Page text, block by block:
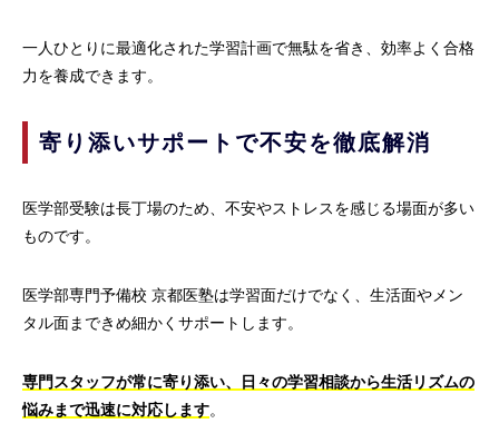
一人ひとりに最適化された学習計画で無駄を省き、効率よく合格
力を養成できます。
寄り添いサポートで不安を徹底解消
医学部受験は長丁場のため、不安やストレスを感じる場面が多い
ものです。
医学部専門予備校 京都医塾は学習面だけでなく、生活面やメン
タル面まできめ細かくサポートします。
専門スタッフが常に寄り添い、日々の学習相談から生活リズムの
悩みまで迅速に対応します。